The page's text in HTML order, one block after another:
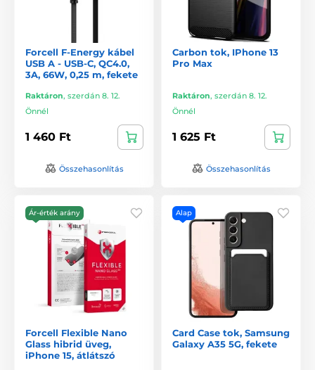
Forcell F-Energy kábel
USB A - USB-C, QC4.0,
3A, 66W, 0,25 m, fekete
Raktáron, szerdán 8. 12.
Önnél
1 460 Ft
Összehasonlítás
Carbon tok, IPhone 13
Pro Max
Raktáron, szerdán 8. 12.
Önnél
1 625 Ft
Összehasonlítás
Ár-érték arány
Forcell Flexible Nano
Glass hibrid üveg,
iPhone 15, átlátszó
Alap
Card Case tok, Samsung
Galaxy A35 5G, fekete